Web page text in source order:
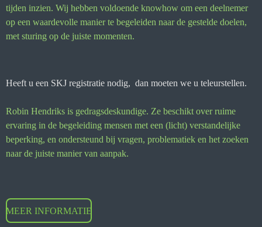
tijden inzien. Wij hebben voldoende knowhow om een deelnemer
op een waardevolle manier te begeleiden naar de gestelde doelen,
met sturing op de juiste momenten.
Heeft u een SKJ registratie nodig, dan moeten we u teleurstellen.
Robin Hendriks is gedragsdeskundige. Ze beschikt over ruime
ervaring in de begeleiding mensen met een (licht) verstandelijke
beperking, en ondersteund bij vragen, problematiek en het zoeken
naar de juiste manier van aanpak.
MEER INFORMATIE